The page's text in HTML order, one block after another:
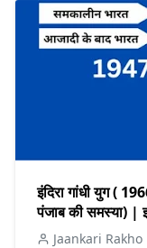
इंदिरा गांधी युग (
पंजाब की समस्या) |
Jaankari Rakho